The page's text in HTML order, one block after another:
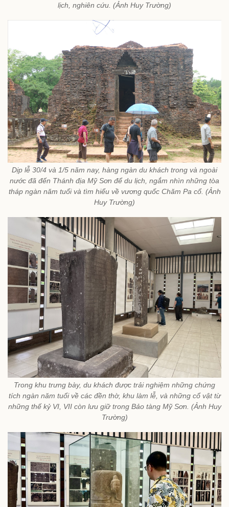
lịch, nghiên cứu. (Ảnh Huy Trường)
Dịp lễ 30/4 và 1/5 năm nay, hàng ngàn du khách trong và ngoài
nước đã đến Thánh địa Mỹ Sơn để du lịch, ngắm nhìn những tòa
tháp ngàn năm tuổi và tìm hiểu về vương quốc Chăm Pa cổ. (Ảnh
Huy Trường)
Trong khu trưng bày, du khách được trải nghiệm những chứng
tích ngàn năm tuổi về các đền thờ, khu làm lễ, và những cổ vật từ
những thế kỷ VI, VII còn lưu giữ trong Bảo tàng Mỹ Sơn. (Ảnh Huy
Trường)